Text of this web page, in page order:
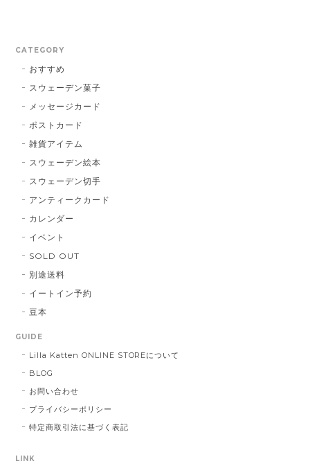
CATEGORY
おすすめ
スウェーデン菓子
メッセージカード
ポストカード
雑貨アイテム
スウェーデン絵本
スウェーデン切手
アンティークカード
カレンダー
イベント
SOLD OUT
別途送料
イートイン予約
豆本
GUIDE
Lilla Katten ONLINE STOREについて
BLOG
お問い合わせ
プライバシーポリシー
特定商取引法に基づく表記
LINK